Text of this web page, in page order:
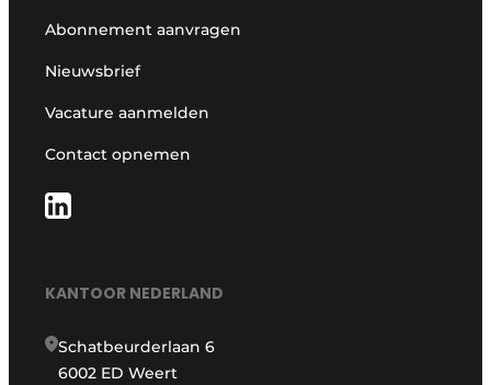
Abonnement aanvragen
Nieuwsbrief
Vacature aanmelden
Contact opnemen
KANTOOR NEDERLAND
Schatbeurderlaan 6
6002 ED Weert